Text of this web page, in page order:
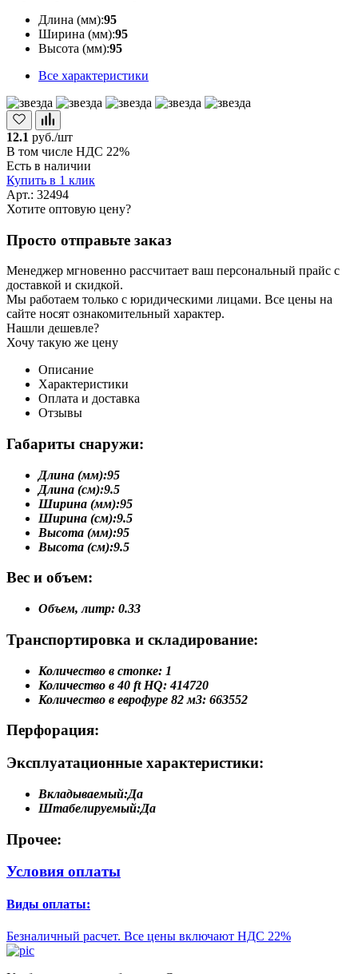
Длина (мм):95
Ширина (мм):95
Высота (мм):95
Все характеристики
12.1 руб./шт
В том числе НДС 22%
Есть в наличии
Купить в 1 клик
Арт.: 32494
Хотите оптовую цену?
Просто отправьте заказ
Менеджер мгновенно рассчитает ваш персональный прайс с
доставкой и скидкой.
Мы работаем только с юридическими лицами. Все цены на
сайте носят ознакомительный характер.
Нашли дешевле?
Хочу такую же цену
Описание
Характеристики
Оплата и доставка
Отзывы
Габариты снаружи:
Длина (мм):95
Длина (см):9.5
Ширина (мм):95
Ширина (см):9.5
Высота (мм):95
Высота (см):9.5
Вес и объем:
Объем, литр: 0.33
Транспортировка и складирование:
Количество в стопке: 1
Количество в 40 ft HQ: 414720
Количество в еврофуре 82 м3: 663552
Перфорация:
Эксплуатационные характеристики:
Вкладываемый:Да
Штабелируемый:Да
Прочее:
Условия оплаты
Виды оплаты:
Безналичный расчет. Все цены включают НДС 22%